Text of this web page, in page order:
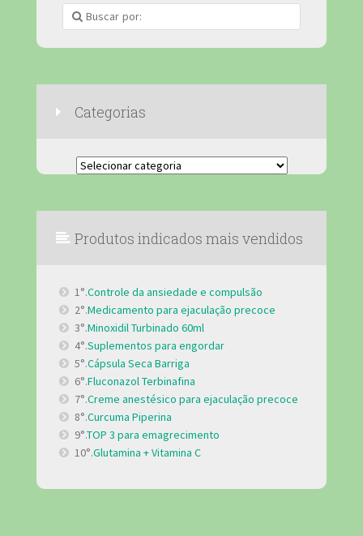
Categorias
Categorias
Produtos indicados mais vendidos
1°.Controle da ansiedade e compulsão
2°.Medicamento para ejaculação precoce
3°.Minoxidil Turbinado 60ml
4°.Suplementos para engordar
5°.Cápsula Seca Barriga
6°.Fluconazol Terbinafina
7°.Creme anestésico para ejaculação precoce
8°.Curcuma Piperina
9°.TOP 3 para emagrecimento
10°.Glutamina + Vitamina C